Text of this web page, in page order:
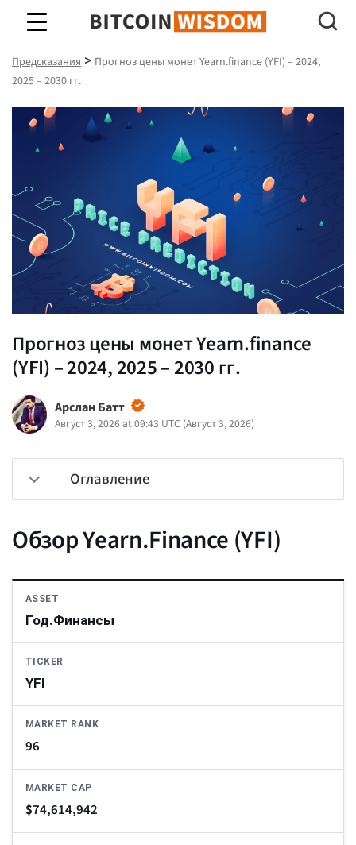
Биткойн Мудрость
Предсказания > Прогноз цены монет Yearn.finance (YFI) – 2024,
2025 – 2030 гг.
Прогноз цены монет Yearn.finance
(YFI) – 2024, 2025 – 2030 гг.
Арслан Батт
Август 3, 2026 at 09:43 UTC (Август 3, 2026)
Оглавление
Обзор Yearn.Finance (YFI)
ASSET
Год.Финансы
TICKER
YFI
MARKET RANK
96
MARKET CAP
$74,614,942